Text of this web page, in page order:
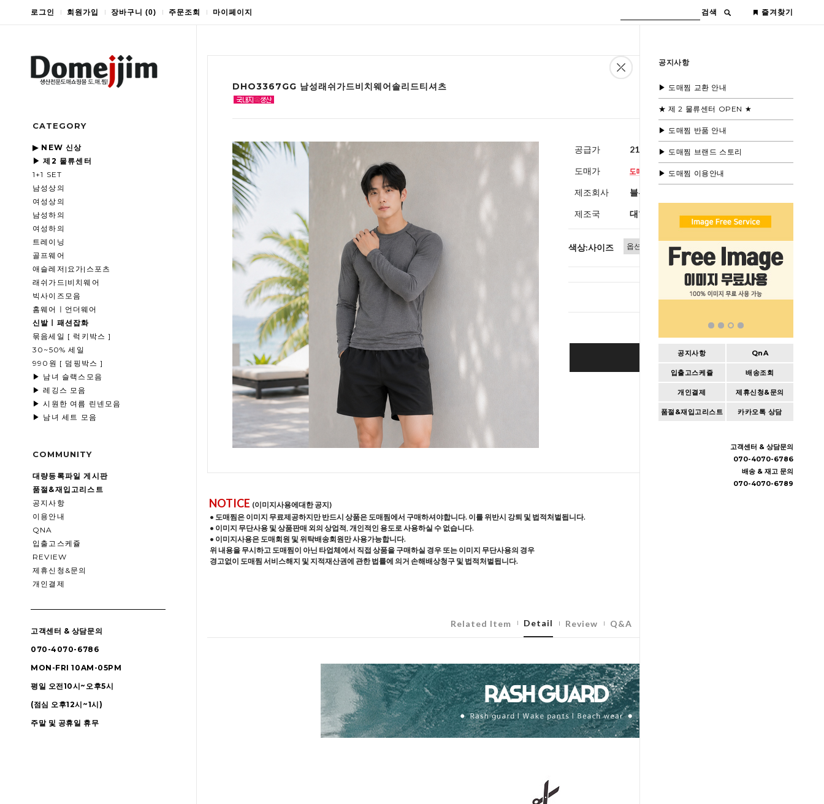
로그인 회원가입 장바구니 (0) 주문조회 마이페이지 검색 즐겨찾기
CATEGORY
▶ NEW 신상
▶ 제2 물류센터
1+1 SET
남성상의
여성상의
남성하의
여성하의
트레이닝
골프웨어
애슬레저|요가|스포츠
래쉬가드|비치웨어
빅사이즈모음
홈웨어ㅣ언더웨어
신발ㅣ패션잡화
묶음세일 [ 럭키박스 ]
30~50% 세일
990원 [ 덤핑박스 ]
▶ 남녀 슬랙스모음
▶ 레깅스 모음
▶ 시원한 여름 린넨모음
▶ 남녀 세트 모음
COMMUNITY
대량등록파일 게시판
품절&재입고리스트
공지사항
이용안내
QNA
입출고스케쥴
REVIEW
제휴신청&문의
개인결제
고객센터 & 상담문의
070-4070-6786
MON-FRI 10AM-05PM
평일 오전10시~오후5시
(점심 오후12시~1시)
주말 및 공휴일 휴무
공지사항
▶ 도매찜 교환 안내
★ 제 2 물류센터 OPEN ★
▶ 도매찜 반품 안내
▶ 도매찜 브랜드 스토리
▶ 도매찜 이용안내
공지사항 QnA
입출고스케쥴 배송조회
개인결제 제휴신청&문의
품절&재입고리스트 카카오톡 상담
고객센터 & 상담문의
070-4070-6786
배송 & 재고 문의
070-4070-6789
DHO3367GG 남성래쉬가드비치웨어솔리드티셔츠
공급가 21,000원(부가세별도)
도매가
제조회사 블루모드
제조국 대한민국
색상:사이즈
총 상품
BUY IT NOW
Cart | Wishlist
NOTICE (이미지사용에대한 공지)
• 도매찜은 이미지 무료제공하지만 반드시 상품은 도매찜에서 구매하셔야합니다. 이를 위반시 강퇴 및 법적처벌됩니다.
• 이미지 무단사용 및 상품판매 외의 상업적, 개인적인 용도로 사용하실 수 없습니다.
• 이미지사용은 도매회원 및 위탁배송회원만 사용가능합니다.
위 내용을 무시하고 도매찜이 아닌 타업체에서 직접 상품을 구매하실 경우 또는 이미지 무단사용의 경우
경고없이 도매찜 서비스해지 및 지적재산권에 관한 법률에 의거 손해배상청구 및 법적처벌됩니다.
Related Item Detail Review Q&A